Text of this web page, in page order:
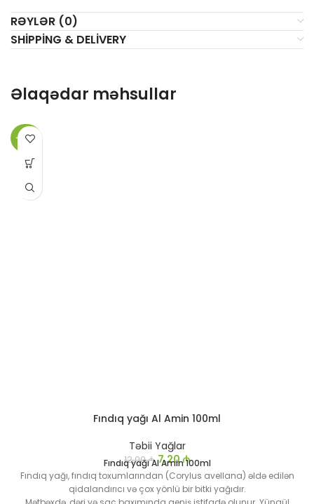
RƏYLƏR (0)
SHIPPING & DELIVERY
Əlaqədar məhsullar
-40%
Fındıq yağı Al Amin 100ml
Təbii Yağlar
12,00₼ 7,20₼
Fındıq yağı Al Amin 100ml
Fındıq yağı, fındıq toxumlarından (Corylus avellana) əldə edilən
qidalandırıcı və çox yönlü bir bitki yağıdır.